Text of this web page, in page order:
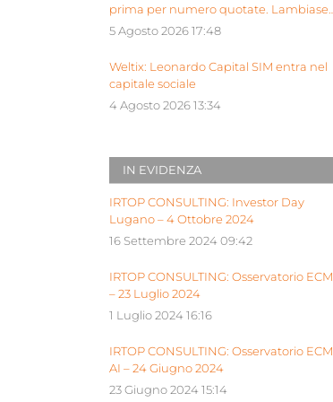
prima per numero quotate. Lambiase:
“Milano piattaforma europea Siu”
5 Agosto 2026 17:48
Weltix: Leonardo Capital SIM entra nel
capitale sociale
4 Agosto 2026 13:34
IN EVIDENZA
IRTOP CONSULTING: Investor Day
Lugano – 4 Ottobre 2024
16 Settembre 2024 09:42
IRTOP CONSULTING: Osservatorio ECM
– 23 Luglio 2024
1 Luglio 2024 16:16
IRTOP CONSULTING: Osservatorio ECM
AI – 24 Giugno 2024
23 Giugno 2024 15:14